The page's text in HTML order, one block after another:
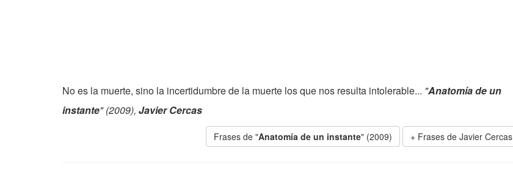
No es la muerte, sino la incertidumbre de la muerte los que nos resulta intolerable... "Anatomía de un
instante" (2009), Javier Cercas
Frases de "Anatomía de un instante" (2009) Frases de Javier Cercas